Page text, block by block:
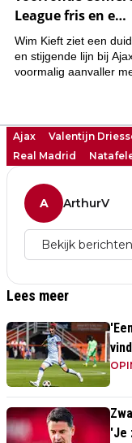
Ajax Valentijn
Real Madrid
A ArthurV
Bekijk
Lees meer
'Je